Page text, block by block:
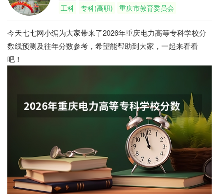
工科
专科(高职) 重庆市教育委员会
今天七七网小编为大家带来了2026年重庆电力高等专科学校分
数线预测及往年分数参考，希望能帮助到大家，一起来看看
吧！